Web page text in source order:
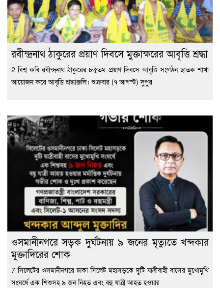
রবীন্দ্রনাথ ঠাকুরের প্রয়াণ দিবসে মুক্তাক্ষরের আবৃত্তি শ্রদ্ধা
2 বিশ্ব কবি রবীন্দ্রনাথ ঠাকুরের ৮৫তম প্রয়াণ দিবসে আবৃত্তি সংগঠন ছাতক শাখা
আয়োজন করে আবৃত্তি শ্রদ্ধাঞ্জলি। শুক্রবার (৭ আগস্ট) দুপুর
ওসমানীনগরে সড়ক দুর্ঘটনায় ৯ জনের মৃত্যুতে খন্দকার
মুক্তাদিরের শোক
7 সিলেটের ওসমানীনগরে ঢাকা-সিলেট মহাসড়কে দুটি যাত্রীবাহী বাসের মুখোমুখি
সংঘর্ষে এক শিশুসহ ৯ জন নিহত এবং বহু যাত্রী আহত হওয়ার